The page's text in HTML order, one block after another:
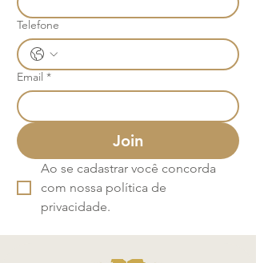
Telefone
Email *
Join
Ao se cadastrar você concorda
com nossa política de
privacidade.